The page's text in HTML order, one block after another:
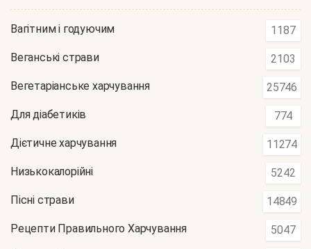
Вагітним і годуючим 1187
Веганські страви 2103
Вегетаріанське харчування 25746
Для діабетиків 774
Дієтичне харчування 11274
Низькокалорійні 5242
Пісні страви 14849
Рецепти Правильного Харчування 5047